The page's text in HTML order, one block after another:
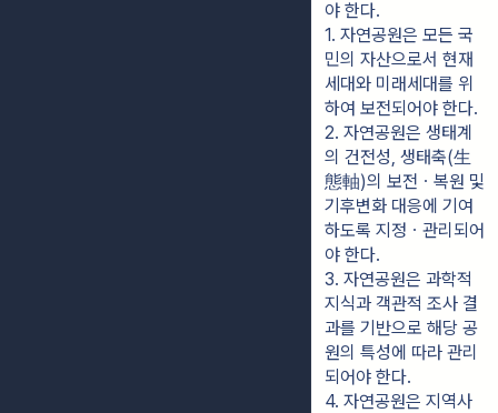
야 한다.
1. 자연공원은 모든 국
민의 자산으로서 현재
세대와 미래세대를 위
하여 보전되어야 한다.
2. 자연공원은 생태계
의 건전성, 생태축(生
態軸)의 보전ㆍ복원 및
기후변화 대응에 기여
하도록 지정ㆍ관리되어
야 한다.
3. 자연공원은 과학적
지식과 객관적 조사 결
과를 기반으로 해당 공
원의 특성에 따라 관리
되어야 한다.
4. 자연공원은 지역사